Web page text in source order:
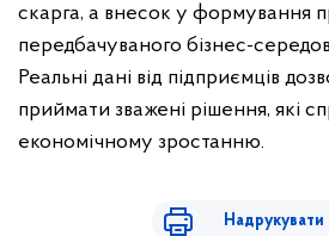
скарга, а внесок у формування
передбачуваного бізнес-
Реальні дані від підприємців
приймати зважені рішення, які
економічному зростанню.
Надрукувати